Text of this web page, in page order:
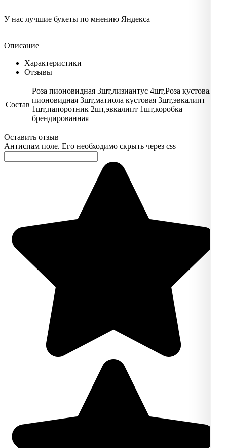
У нас лучшие букеты по мнению Яндекса
Описание
Характеристики
Отзывы
Состав
Роза пионовидная 3шт,лизиантус 4шт,Роза кустовая
пионовидная 3шт,матиола кустовая 3шт,эвкалипт
1шт,папоротник 2шт,эвкалипт 1шт,коробка
брендированная
Оставить отзыв
Антиспам поле. Его необходимо скрыть через css